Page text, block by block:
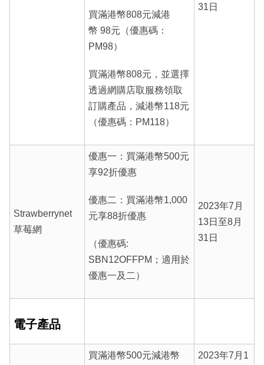
買滿港幣808元減港
幣 98元（優惠碼：
PM98）
買滿港幣808元，並選擇
透過網購店取服務領取
訂購產品，減港幣118元
（優惠碼：PM118）
31日
Strawberrynet
草莓網
優惠一：買滿港幣500元
享92折優惠
優惠二：買滿港幣1,000
元享88折優惠
（優惠碼:
SBN12OFFPM；適用於
優惠一及二）
2023年7月
13日至8月
31日
電子產品
買滿港幣500元減港幣
2023年7月1